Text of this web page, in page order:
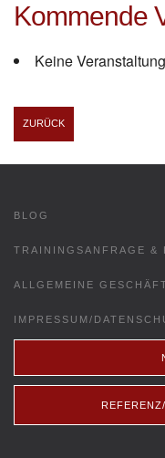
Kommende
Keine
ZURÜCK
BLOG
TRAININGSANFRAGE &
ALLGEMEINE
IMPRESSUM/